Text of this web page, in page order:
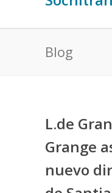
Blog
L.de
Grange
nuevo